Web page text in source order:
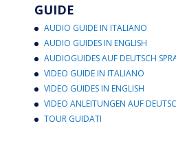
GUIDE
AUDIO GUIDE IN ITALIANO
AUDIO GUIDES IN ENGLISH
AUDIOGUIDES AUF DEUTSCH
VIDEO GUIDE IN ITALIANO
VIDEO GUIDES IN ENGLISH
VIDEO ANLEITUNGEN AUF
TOUR GUIDATI